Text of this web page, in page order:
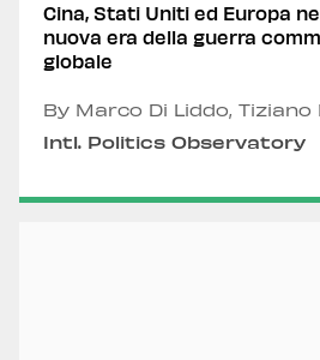
Cina, Stati Uniti ed Europa
nuova era della guerra
globale
By Marco Di Liddo, Tiziano
Intl. Politics Observatory